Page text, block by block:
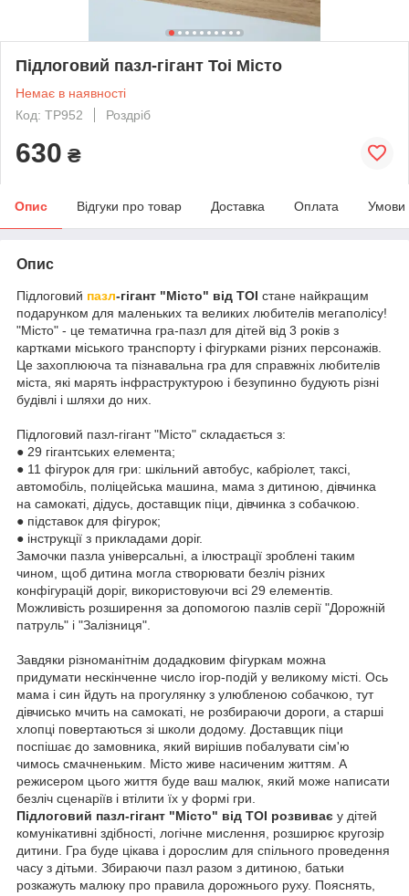
Підлоговий пазл-гігант Toi Місто
Немає в наявності
Код: TP952
Роздріб
630 ₴
Опис Відгуки про товар Доставка Оплата Умови
Опис
Підлоговий пазл-гігант "Місто" від TOI стане найкращим
подарунком для маленьких та великих любителів мегаполісу!
"Місто" - це тематична гра-пазл для дітей від 3 років з
картками міського транспорту і фігурками різних персонажів.
Це захоплююча та пізнавальна гра для справжніх любителів
міста, які марять інфраструктурою і безупинно будують різні
будівлі і шляхи до них.
Підлоговий пазл-гігант "Місто" складається з:
● 29 гігантських елемента;
● 11 фігурок для гри: шкільний автобус, кабріолет, таксі,
автомобіль, поліцейська машина, мама з дитиною, дівчинка
на самокаті, дідусь, доставщик піци, дівчинка з собачкою.
● підставок для фігурок;
● інструкції з прикладами доріг.
Замочки пазла універсальні, а ілюстрації зроблені таким
чином, щоб дитина могла створювати безліч різних
конфігурацій доріг, використовуючи всі 29 елементів.
Можливість розширення за допомогою пазлів серії "Дорожній
патруль" і "Залізниця".
Завдяки різноманітнім додадковим фігуркам можна
придумати нескінченне число ігор-подій у великому місті. Ось
мама і син йдуть на прогулянку з улюбленою собачкою, тут
дівчисько мчить на самокаті, не розбираючи дороги, а старші
хлопці повертаються зі школи додому. Доставщик піци
поспішає до замовника, який вирішив побалувати сім'ю
чимось смачненьким. Місто живе насиченим життям. А
режисером цього життя буде ваш малюк, який може написати
безліч сценаріїв і втілити їх у формі гри.
Підлоговий пазл-гігант "Місто" від TOI розвиває у дітей
комунікативні здібності, логічне мислення, розширює кругозір
дитини. Гра буде цікава і дорослим для спільного проведення
часу з дітьми. Збираючи пазл разом з дитиною, батьки
розкажуть малюку про правила дорожнього руху. Пояснять,